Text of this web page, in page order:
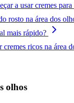
a usar cremes para
rosto na área dos
mais rápido?
ricos na área
olhos